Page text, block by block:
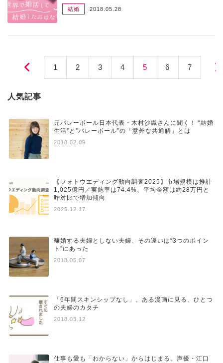
結婚 2018.05.28
1 2 3 4 5 6 7
人気記事
元バレーボール日本代表・木村沙織さんに聞く！ “結婚
生活”と”バレーボール”の「意外な共通解」とは
2018.02.09
【フォトウエディング動向調査2025】市場規模は推計
1,025億円／実施率は74.4%、平均金額は約28万円と
昨対比で増加傾向
2025.12.17
離婚する夫婦としない夫婦、その違いは“3つのポイン
ト”にあった
2018.05.07
「6年間スキンシップなし」。ある漫画に見る、ひとつ
の夫婦のカタチ
2018.03.12
仕事も愛も「わからない」からはじまる。声優・江口